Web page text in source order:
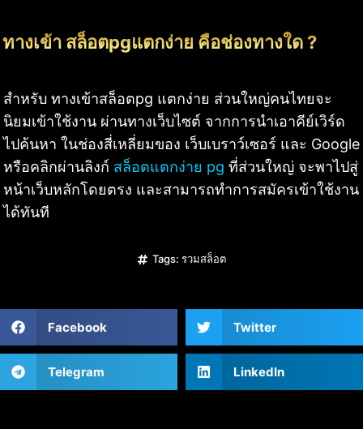
ทางเข้า สล็อตpgแตกง่าย คือช่องทางใด ?
สำหรับ ทางเข้าสล็อตpg แตกง่าย ส่วนใหญ่คนไทยจะ
นิยมเข้าใช้งาน ผ่านทางเว็บไซต์ จากการนำเอาคีย์เวิร์ด
ไปค้นหา ในช่องสี่เหลี่ยมของ เว็บเบราว์เซอร์ และ Google
หรือคลิกผ่านลิงก์ สล็อตแตกง่าย pg ที่ส่วนใหญ่ จะพาไปสู่
หน้าเว็บหลักโดยตรง และสามารถทำการสมัครเข้าใช้งาน
ได้ทันที
Tags: รวมสล็อต
Facebook Twitter
Telegram LinkedIn